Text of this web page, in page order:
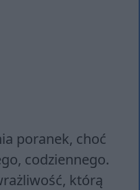
poranek, choć
codziennego.
którą